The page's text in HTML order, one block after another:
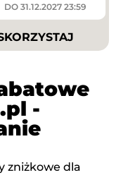
DO 31.12.2027 23:59
-
zniżkowe dla